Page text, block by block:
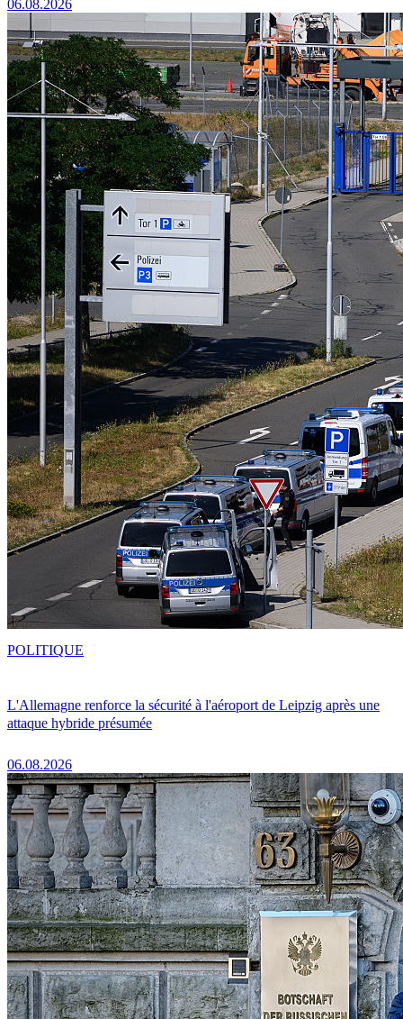
06.08.2026
L'Allemagne renforce la sécurité à l'aéroport de Leipzig après une
attaque hybride présumée
06.08.2026
POLITIQUE